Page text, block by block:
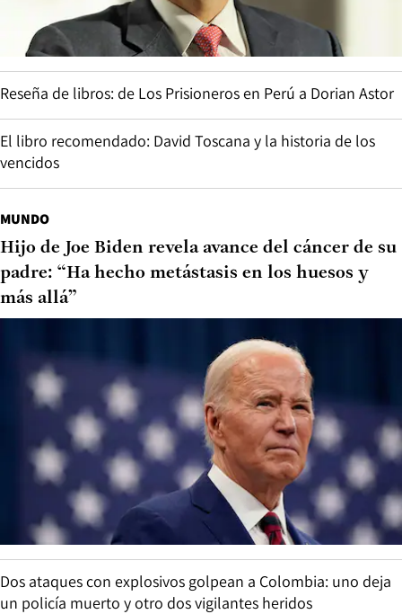
Reseña de libros: de Los Prisioneros en Perú a Dorian Astor
El libro recomendado: David Toscana y la historia de los
vencidos
MUNDO
Hijo de Joe Biden revela avance del cáncer de su
padre: “Ha hecho metástasis en los huesos y
más allá”
Dos ataques con explosivos golpean a Colombia: uno deja
un policía muerto y otro dos vigilantes heridos